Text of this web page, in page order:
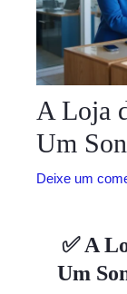
A Loja
Um
Deixe um
✅ A
Um